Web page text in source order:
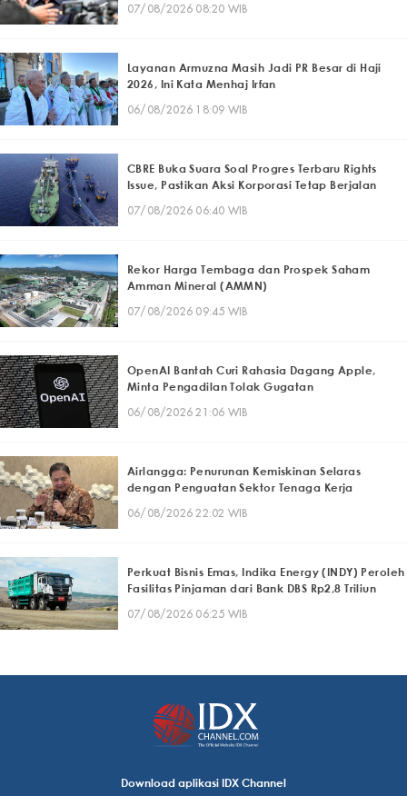
07/08/2026 08:20 WIB
Layanan Armuzna Masih Jadi PR Besar di Haji
2026, Ini Kata Menhaj Irfan
06/08/2026 18:09 WIB
CBRE Buka Suara Soal Progres Terbaru Rights
Issue, Pastikan Aksi Korporasi Tetap Berjalan
07/08/2026 06:40 WIB
Rekor Harga Tembaga dan Prospek Saham
Amman Mineral (AMMN)
07/08/2026 09:45 WIB
OpenAI Bantah Curi Rahasia Dagang Apple,
Minta Pengadilan Tolak Gugatan
06/08/2026 21:06 WIB
Airlangga: Penurunan Kemiskinan Selaras
dengan Penguatan Sektor Tenaga Kerja
06/08/2026 22:02 WIB
Perkuat Bisnis Emas, Indika Energy (INDY) Peroleh
Fasilitas Pinjaman dari Bank DBS Rp2,8 Triliun
07/08/2026 06:25 WIB
Download aplikasi IDX Channel